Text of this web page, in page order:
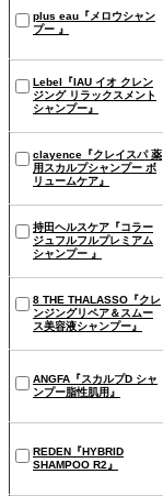
plus eau『メロウシャン
プー 』
Lebel『IAU イオ クレン
ジング リラックスメント
シャンプー』
clayence『クレイスパ 薬
用スカルプシャンプー ボ
リュームケア』
持田ヘルスケア『コラー
ジュフルフルプレミアム
シャンプー 』
8 THE THALASSO『クレ
ンジングリペア＆スムー
ス美容液シャンプー』
ANGFA『スカルプD シャ
ンプー脂性肌用』
REDEN『HYBRID
SHAMPOO R2』